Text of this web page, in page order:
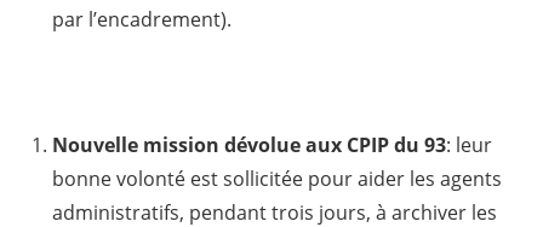
par l’encadrement).
Nouvelle mission dévolue aux CPIP du 93: leur
bonne volonté est sollicitée pour aider les agents
administratifs, pendant trois jours, à archiver les